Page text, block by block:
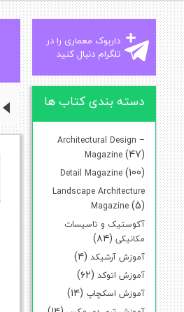
داربوک معماری را در
تلگرام دنبال کنید
دسته بندی کتاب ها
Architectural Design –
Magazine(47)
Detail Magazine(100)
Landscape Architecture
Magazine(5)
آکوستیک و تاسیسات
مکانیکی (۸۴)
آموزش آرشیکد (۴)
آموزش اتوکد (۶۲)
آموزش اسکچاپ (۱۴)